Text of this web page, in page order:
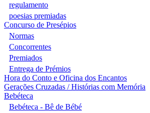
regulamento
poesias premiadas
Concurso de Presépios
Normas
Concorrentes
Premiados
Entrega de Prémios
Hora do Conto e Oficina dos Encantos
Gerações Cruzadas / Histórias com Memória
Bebéteca
Bebéteca - Bê de Bébé